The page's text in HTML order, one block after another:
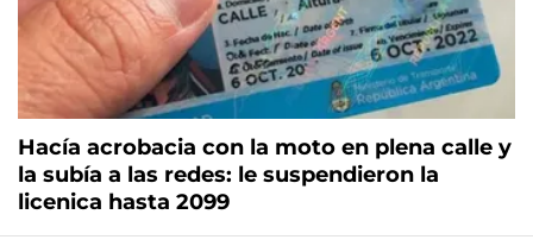
Hacía acrobacia con la moto en plena calle y
la subía a las redes: le suspendieron la
licenica hasta 2099